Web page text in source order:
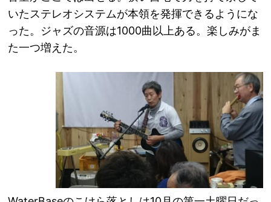
いたステレオシステムが本領を発揮できるようにな
った。ジャズの音源は1000曲以上ある。楽しみがま
た一つ増えた。